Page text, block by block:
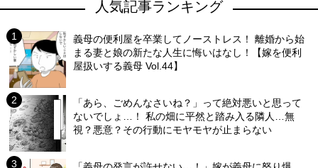
人気記事ランキング
義母の便利屋を卒業してノーストレス！ 離婚から始
まる妻と娘の新たな人生に悔いはなし！【嫁を便利
屋扱いする義母 Vol.44】
「あら、ごめんなさいね？」って絶対悪いと思って
ないでしょ…！ 私の畑に平然と踏み入る隣人…無
視？悪意？その行動にモヤモヤが止まらない